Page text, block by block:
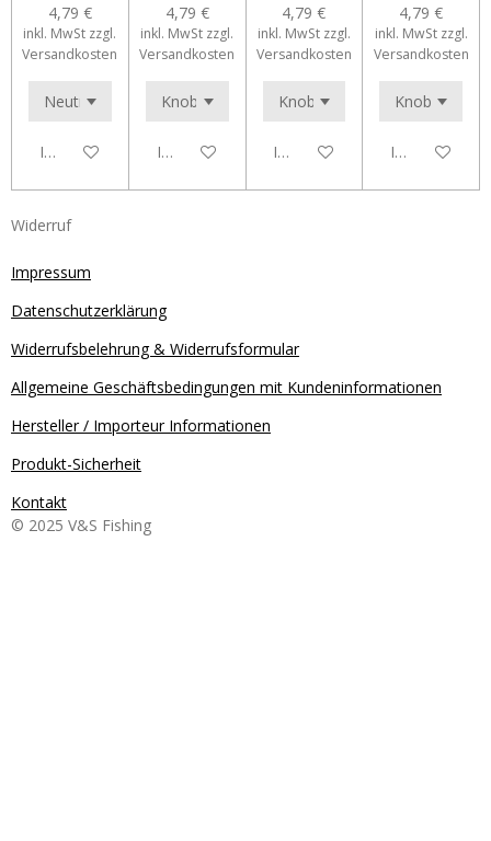
4,79 €
inkl. MwSt zzgl.
Versandkosten
In den Warenkorb
4,79 €
inkl. MwSt zzgl.
Versandkosten
In den Warenkorb
4,79 €
inkl. MwSt zzgl.
Versandkosten
In den Warenkorb
4,79 €
inkl. MwSt zzgl.
Versandkosten
In den
Widerruf
Impressum
Datenschutzerklärung
Widerrufsbelehrung & Widerrufsformular
Allgemeine Geschäftsbedingungen mit Kundeninformationen
Hersteller / Importeur Informationen
Produkt-Sicherheit
Kontakt
© 2025 V&S Fishing